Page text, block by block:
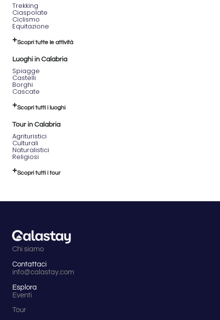
Trekking
Ciaspolate
Ciclismo
Equitazione
Scopri tutte le attività
Luoghi in Calabria
Spiagge
Castelli
Borghi
Cascate
Scopri tutti i luoghi
Tour in Calabria
Agrituristici
Culturali
Naturalistici
Religiosi
Scopri tutti i tour
Chi siamo
Contattaci
info@calastay.com
Esplora
Eventi
Tour